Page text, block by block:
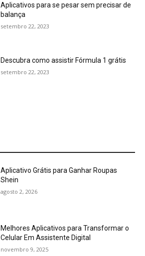
Aplicativos para se pesar sem precisar de
balança
setembro 22, 2023
Descubra como assistir Fórmula 1 grátis
setembro 22, 2023
Aplicativo Grátis para Ganhar Roupas
Shein
agosto 2, 2026
Melhores Aplicativos para Transformar o
Celular Em Assistente Digital
novembro 9, 2025